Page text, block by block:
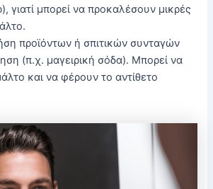
γιατί μπορεί να προκαλέσουν μικρές
προϊόντων ή σπιτικών συνταγών
(π.χ. μαγειρική σόδα). Μπορεί να
και να φέρουν το αντίθετο